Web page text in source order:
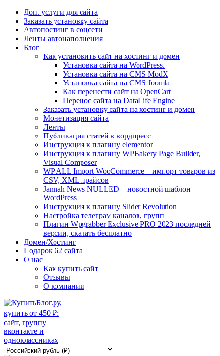
Доп. услуги для сайта
Заказать установку сайта
Автопостинг в соцсети
Ленты автонаполнения
Блог
Как установить сайт на хостинг и домен
Установка сайта на WordPress.
Установка сайта на CMS ModX
Установка сайта на CMS Joomla
Как перенести сайт на OpenCart
Перенос сайта на DataLife Engine
Заказать установку сайта на хостинг и домен
Монетизация сайта
Ленты
Публикация статей в вордпресс
Инструкция к плагину elementor
Инструкция к плагину WPBakery Page Builder,
Visual Composer
WP ALL Import WooCommerce – импорт товаров из
CSV, XML прайсов
Jannah News NULLED – новостной шаблон
WordPress
Инструкция к плагину Slider Revolution
Настройка телеграм каналов, групп
Плагин Wpgrabber Exclusive PRO 2023 последней
версии, скачать бесплатно
Домен/Хостинг
Подарок 62 сайта
О нас
Как купить сайт
Отзывы
О компании